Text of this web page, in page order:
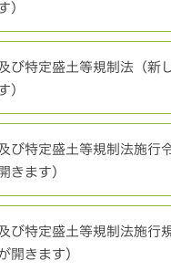
）
び特定盛土等規制法（新
）
び特定盛土等規制法施行
きます）
び特定盛土等規制法施行
開きます）